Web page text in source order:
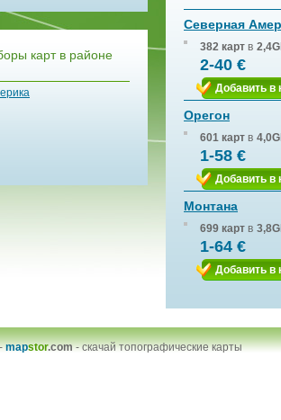
карт в районе
Северная
382 карт в
2-40 €
Добавить в
Орегон
601 карт в
1-58 €
Добавить в
Монтана
699 карт в
1-64 €
Добавить в
mapstor.com-скачай топографические карты